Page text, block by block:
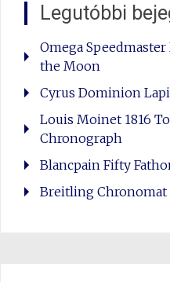
Legutóbbi
Omega
the Moon
Cyrus Dominion
Louis Moinet 1816
Chronograph
Blancpain Fifty
Breitling Chronomat